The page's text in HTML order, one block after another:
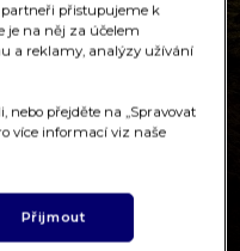
A PÁTEK OD
partneři přistupujeme k
na něj za účelem
a reklamy, analýzy užívání
nebo přejděte na „Spravovat
více informací viz naše
Přijmout